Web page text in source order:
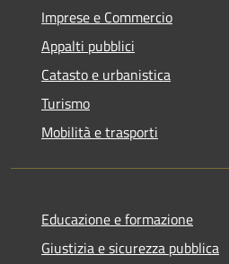
Imprese e Commercio
Appalti pubblici
Catasto e urbanistica
Turismo
Mobilità e trasporti
Educazione e formazione
Giustizia e sicurezza pubblica